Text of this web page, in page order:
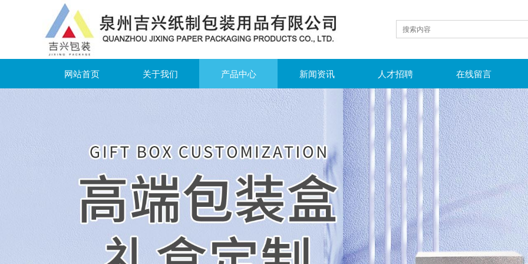
网站首页 关于我们 产品中心 新闻资讯 人才招聘 在线留言